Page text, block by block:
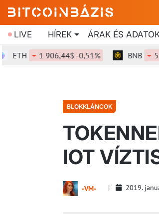
LIVE HÍREK ÁRAK ÉS
1 906,44$ -0,51% BNB
BLOKKLÁNCOK
IOT
-VM- 2019.